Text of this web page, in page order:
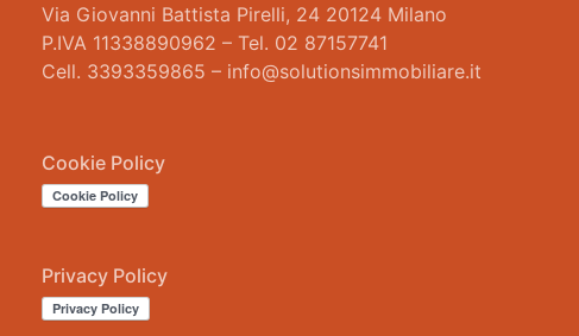
Via Giovanni Battista Pirelli, 24 20124 Milano
P.IVA 11338890962 – Tel. 02 87157741
Cell. 3393359865 – info@solutionsimmobiliare.it
Cookie Policy
Privacy Policy